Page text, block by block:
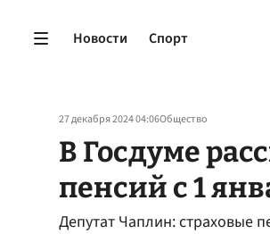
Новости Спорт
27 декабря 2024 04:06Общество
В Госдуме
пенсий с 1
Депутат Чаплин: страховые